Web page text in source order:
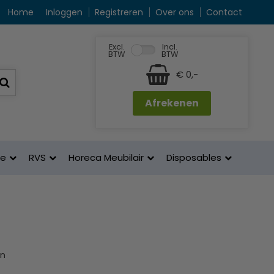
Home Inloggen Registreren Over ons Contact
Excl.
BTW
Incl.
BTW
€ 0,-
Afrekenen
RVS Horeca Meubilair Disposables